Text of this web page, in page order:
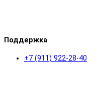
Поддержка
+7 (911) 922-28-40